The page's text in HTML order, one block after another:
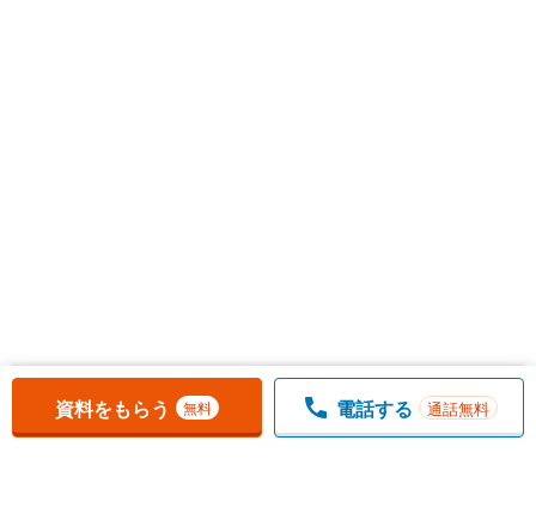
お気に入りに追加しました。 一覧を開く
資料をもらう 無料 電話する 通話無料